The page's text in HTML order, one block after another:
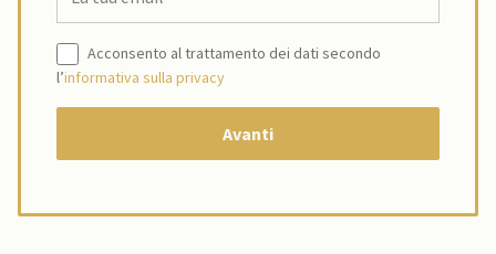
Acconsento al trattamento dei dati secondo
l’informativa sulla privacy